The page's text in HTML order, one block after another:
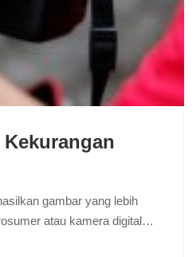
gambar yang lebih
atau kamera digital…